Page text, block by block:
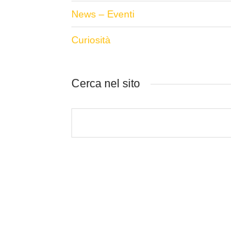
News – Eventi
Curiosità
Cerca nel sito